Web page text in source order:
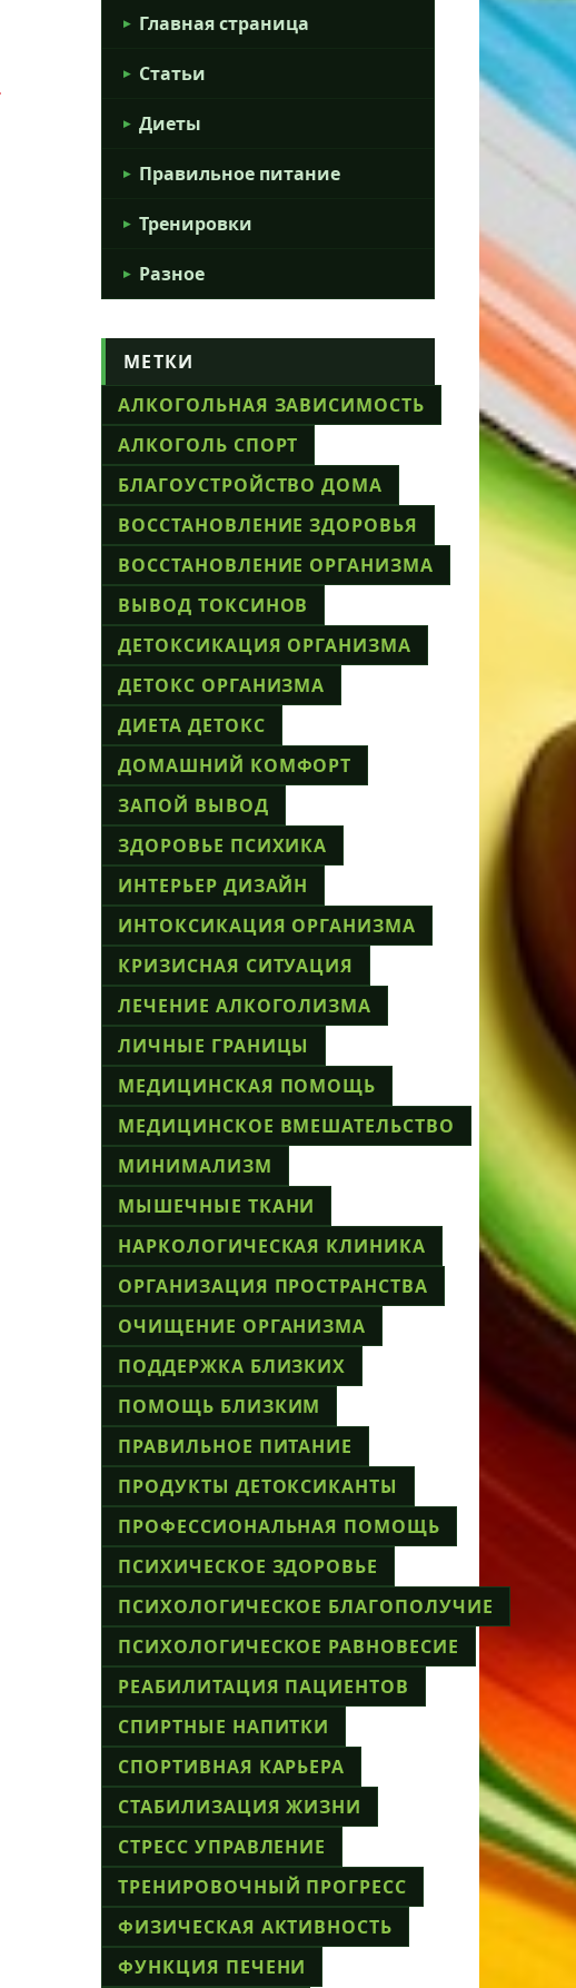
Главная страница
Статьи
Диеты
Правильное питание
Тренировки
Разное
МЕТКИ
АЛКОГОЛЬНАЯ ЗАВИСИМОСТЬ
АЛКОГОЛЬ СПОРТ
БЛАГОУСТРОЙСТВО ДОМА
ВОССТАНОВЛЕНИЕ ЗДОРОВЬЯ
ВОССТАНОВЛЕНИЕ ОРГАНИЗМА
ВЫВОД ТОКСИНОВ
ДЕТОКСИКАЦИЯ ОРГАНИЗМА
ДЕТОКС ОРГАНИЗМА
ДИЕТА ДЕТОКС
ДОМАШНИЙ КОМФОРТ
ЗАПОЙ ВЫВОД
ЗДОРОВЬЕ ПСИХИКА
ИНТЕРЬЕР ДИЗАЙН
ИНТОКСИКАЦИЯ ОРГАНИЗМА
КРИЗИСНАЯ СИТУАЦИЯ
ЛЕЧЕНИЕ АЛКОГОЛИЗМА
ЛИЧНЫЕ ГРАНИЦЫ
МЕДИЦИНСКАЯ ПОМОЩЬ
МЕДИЦИНСКОЕ ВМЕШАТЕЛЬСТВО
МИНИМАЛИЗМ
МЫШЕЧНЫЕ ТКАНИ
НАРКОЛОГИЧЕСКАЯ КЛИНИКА
ОРГАНИЗАЦИЯ ПРОСТРАНСТВА
ОЧИЩЕНИЕ ОРГАНИЗМА
ПОДДЕРЖКА БЛИЗКИХ
ПОМОЩЬ БЛИЗКИМ
ПРАВИЛЬНОЕ ПИТАНИЕ
ПРОДУКТЫ ДЕТОКСИКАНТЫ
ПРОФЕССИОНАЛЬНАЯ ПОМОЩЬ
ПСИХИЧЕСКОЕ ЗДОРОВЬЕ
ПСИХОЛОГИЧЕСКОЕ БЛАГОПОЛУЧИЕ
ПСИХОЛОГИЧЕСКОЕ РАВНОВЕСИЕ
РЕАБИЛИТАЦИЯ ПАЦИЕНТОВ
СПИРТНЫЕ НАПИТКИ
СПОРТИВНАЯ КАРЬЕРА
СТАБИЛИЗАЦИЯ ЖИЗНИ
СТРЕСС УПРАВЛЕНИЕ
ТРЕНИРОВОЧНЫЙ ПРОГРЕСС
ФИЗИЧЕСКАЯ АКТИВНОСТЬ
ФУНКЦИЯ ПЕЧЕНИ